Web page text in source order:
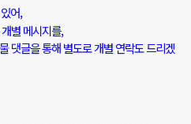
어,
별 메시지를,
댓글을 통해별도로 개별 연락도드리겠